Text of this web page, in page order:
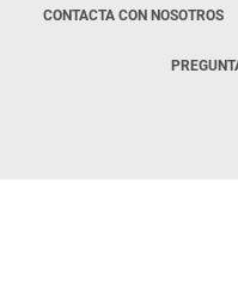
CONTACTA CON NOSOTROS